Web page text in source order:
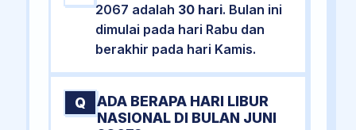
2067 adalah 30 hari. Bulan ini
dimulai pada hari Rabu dan
berakhir pada hari Kamis.
Q
ADA BERAPA HARI LIBUR
NASIONAL DI BULAN JUNI